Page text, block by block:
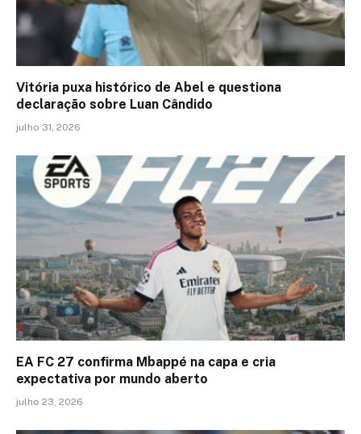
Vitória puxa histórico de Abel e questiona
declaração sobre Luan Cândido
julho 31, 2026
EA FC 27 confirma Mbappé na capa e cria
expectativa por mundo aberto
julho 23, 2026